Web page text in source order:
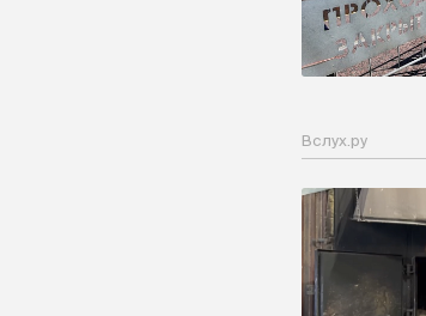
Вслух.ру